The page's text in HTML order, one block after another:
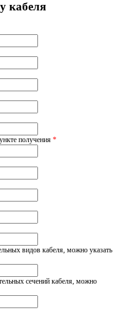
кабеля
получения *
видов кабеля, можно указать
сечений кабеля, можно